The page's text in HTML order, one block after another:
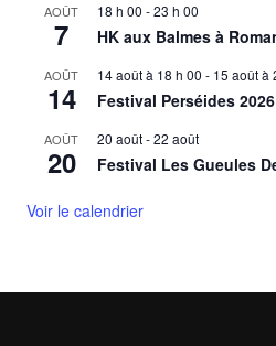
AOÛT
7
18 h 00 -23 h 00
HK aux Balmes à
AOÛT
14
14 août à 18 h 00 - 15 août à
Festival Perséides 2026
AOÛT
20
20 août-22 août
Festival Les Gueules
Voir le calendrier